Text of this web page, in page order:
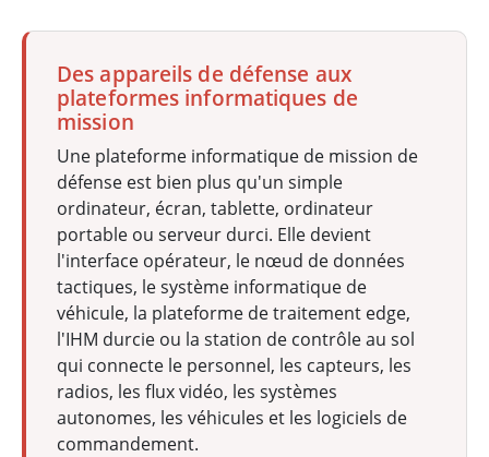
Des appareils de défense aux
plateformes informatiques de
mission
Une plateforme informatique de mission de
défense est bien plus qu'un simple
ordinateur, écran, tablette, ordinateur
portable ou serveur durci. Elle devient
l'interface opérateur, le nœud de données
tactiques, le système informatique de
véhicule, la plateforme de traitement edge,
l'IHM durcie ou la station de contrôle au sol
qui connecte le personnel, les capteurs, les
radios, les flux vidéo, les systèmes
autonomes, les véhicules et les logiciels de
commandement.